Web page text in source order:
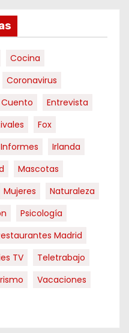
Cocina
Coronavirus
Cuento
Entrevista
Fox
Informes
Irlanda
Mascotas
Mujeres
Naturaleza
Psicología
Madrid
TV
Teletrabajo
Vacaciones